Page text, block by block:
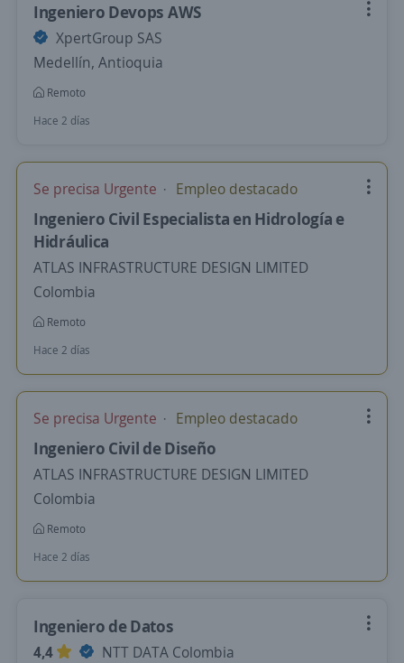
Ingeniero Devops AWS
XpertGroup SAS
Medellín, Antioquia
Remoto
Hace 2 días
Se precisa Urgente Empleo destacado
Ingeniero Civil Especialista en Hidrología e
Hidráulica
ATLAS INFRASTRUCTURE DESIGN LIMITED
Colombia
Remoto
Hace 2 días
Se precisa Urgente Empleo destacado
Ingeniero Civil de Diseño
ATLAS INFRASTRUCTURE DESIGN LIMITED
Colombia
Remoto
Hace 2 días
Ingeniero de Datos
4,4
NTT DATA Colombia